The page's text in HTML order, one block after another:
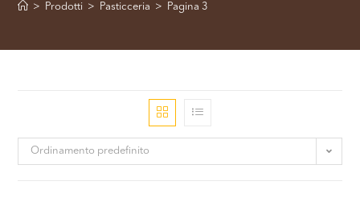
> Prodotti > Pasticceria > Pagina 3
Ordinamento predefinito